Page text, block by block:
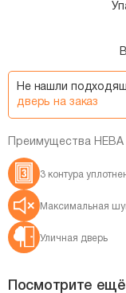
Не нашли
дверь на заказ
Преимущества
3 контура
Максимальная
Уличная дверь
Посмотрите ещё